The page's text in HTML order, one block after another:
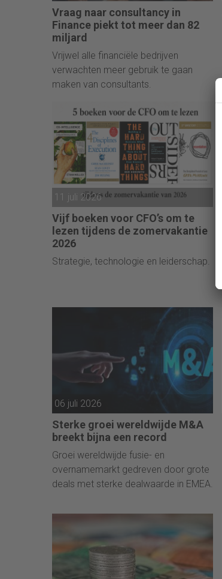
Vraag naar consultancy in
Finance piekt tot meer dan 82
miljard
Vrijwel alle financiële bedrijven
verwachten meer gebruik te gaan
maken van consultants.
11 juli 2026
Vijf boeken voor CFO’s om te
lezen tijdens de zomervakantie
2026
Strategie, technologie en leiderschap.
06 juli 2026
Sterke groei wereldwijde M&A
breekt bijna een record
Groei wereldwijde fusie- en
overnamemarkt gedreven door grote
deals met sterke dealwaarde in EMEA.